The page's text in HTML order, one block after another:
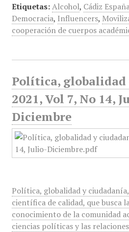
Etiquetas: Alcohol, Cádiz
Democracia, Influencers,
cooperación de cuerpos
Política, globalidad
2021, Vol 7, No 14,
Diciembre
Política, globalidad y
científica de calidad, que busca
conocimiento de la comunidad
ciencias políticas y las